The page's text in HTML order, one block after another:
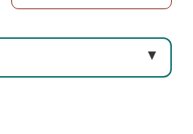
▼